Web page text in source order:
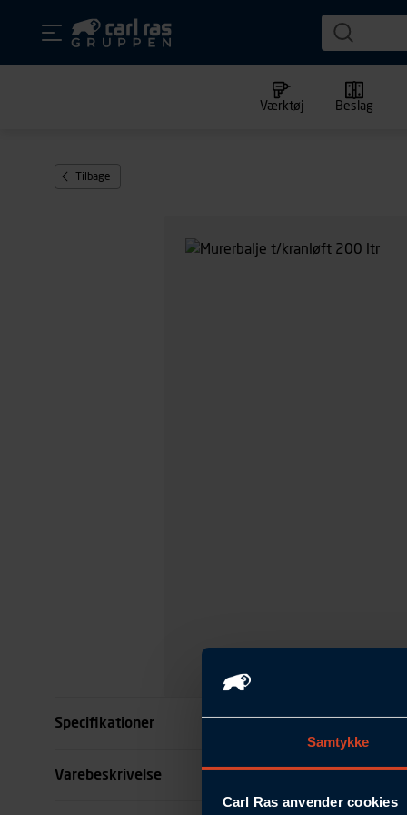
Samtykke
Carl Ras anvender cookies
Værktøj Beslag
Tilbage
Specifikationer
Indhold liter
Varebeskrivelse